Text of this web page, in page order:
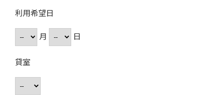
利用希望日
月
日
貸室